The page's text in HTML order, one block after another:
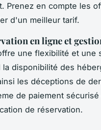
Prenez en compte les
d'un meilleur tarif.
en ligne et
une flexibilité et une
disponibilité des
les déceptions de
de paiement
de réservation.